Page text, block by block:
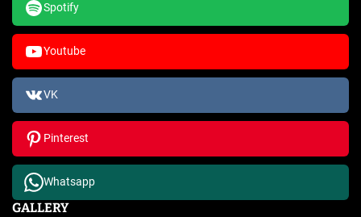
Spotify
Youtube
VK
Pinterest
Whatsapp
GALLERY